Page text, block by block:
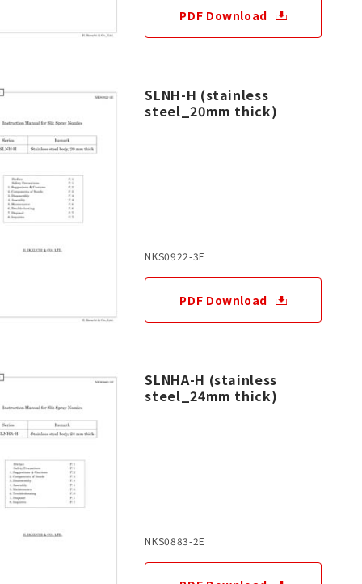
PDF Download
SLNH-H (stainless
steel_20mm thick)
NKS0922-3E
PDF Download
SLNHA-H (stainless
steel_24mm thick)
NKS0883-2E